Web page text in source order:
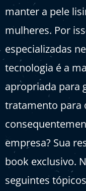
manter a pele
mulheres. Por
especializadas
tecnologia é a
apropriada para
tratamento para
empresa? Sua
book exclusivo.
seguintes